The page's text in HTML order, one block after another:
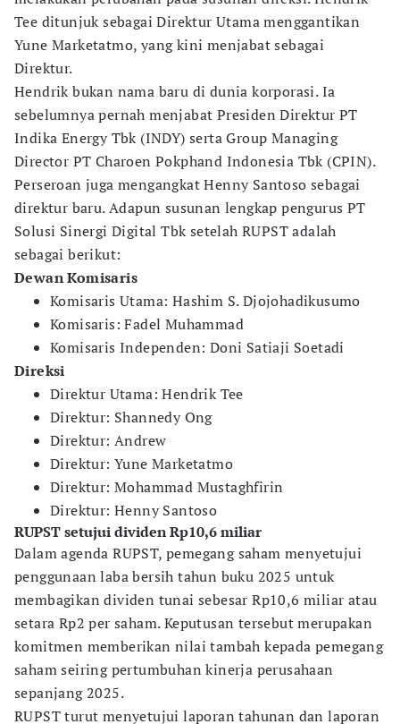
Tee ditunjuk sebagai Direktur Utama menggantikan
Yune Marketatmo, yang kini menjabat sebagai
Direktur.
Hendrik bukan nama baru di dunia korporasi. Ia
sebelumnya pernah menjabat Presiden Direktur PT
Indika Energy Tbk (INDY) serta Group Managing
Director PT Charoen Pokphand Indonesia Tbk (CPIN).
Perseroan juga mengangkat Henny Santoso sebagai
direktur baru. Adapun susunan lengkap pengurus PT
Solusi Sinergi Digital Tbk setelah RUPST adalah
sebagai berikut:
Dewan Komisaris
Komisaris Utama: Hashim S. Djojohadikusumo
Komisaris: Fadel Muhammad
Komisaris Independen: Doni Satiaji Soetadi
Direksi
Direktur Utama: Hendrik Tee
Direktur: Shannedy Ong
Direktur: Andrew
Direktur: Yune Marketatmo
Direktur: Mohammad Mustaghfirin
Direktur: Henny Santoso
RUPST setujui dividen Rp10,6 miliar
Dalam agenda RUPST, pemegang saham menyetujui
penggunaan laba bersih tahun buku 2025 untuk
membagikan dividen tunai sebesar Rp10,6 miliar atau
setara Rp2 per saham. Keputusan tersebut merupakan
komitmen memberikan nilai tambah kepada pemegang
saham seiring pertumbuhan kinerja perusahaan
sepanjang 2025.
RUPST turut menyetujui laporan tahunan dan laporan